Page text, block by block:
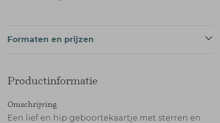
Formaten en prijzen
Productinformatie
Omschrijving
Een lief en hip geboortekaartje met sterren en